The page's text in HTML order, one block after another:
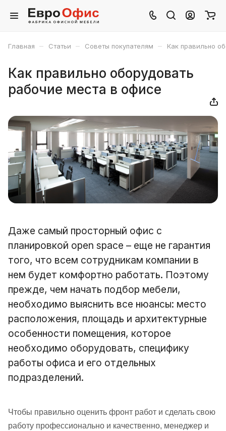
Главная – Статьи – Советы покупателям – Как правильно
Как правильно оборудовать
рабочие места в офисе
Даже самый просторный офис с
планировкой open space – еще не гарантия
того, что всем сотрудникам компании в
нем будет комфортно работать. Поэтому
прежде, чем начать подбор мебели,
необходимо выяснить все нюансы: место
расположения, площадь и архитектурные
особенности помещения, которое
необходимо оборудовать, специфику
работы офиса и его отдельных
подразделений.
Чтобы правильно оценить фронт работ и сделать свою
работу профессионально и качественно, менеджер и